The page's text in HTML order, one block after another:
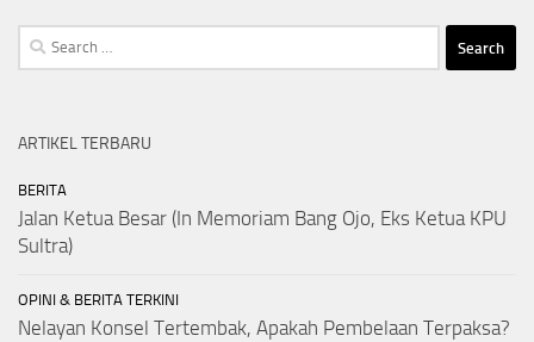
Search
for:
ARTIKEL TERBARU
BERITA
Jalan Ketua Besar (In Memoriam Bang Ojo, Eks Ketua KPU
Sultra)
OPINI & BERITA TERKINI
Nelayan Konsel Tertembak, Apakah Pembelaan Terpaksa?